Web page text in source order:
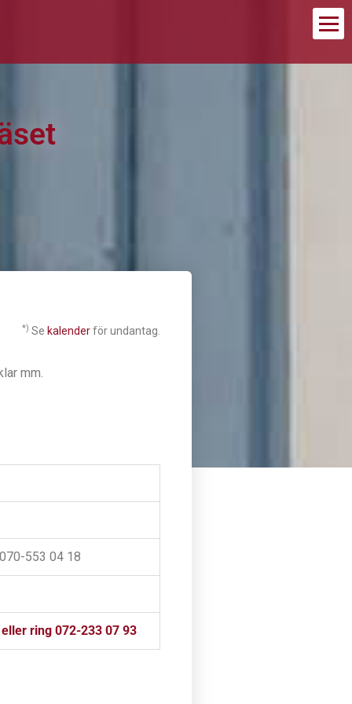
*) Se kalenderför undantag.
mm.
553 04 18
ring 072-233 07 93